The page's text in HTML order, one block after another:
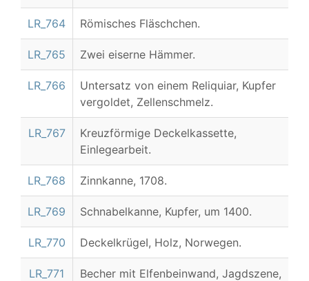
LR_764 Römisches Fläschchen.
LR_765 Zwei eiserne Hämmer.
LR_766
Untersatz von einem Reliquiar, Kupfer
vergoldet, Zellenschmelz.
LR_767
Kreuzförmige Deckelkassette,
Einlegearbeit.
LR_768 Zinnkanne, 1708.
LR_769 Schnabelkanne, Kupfer, um 1400.
LR_770 DeckelkrügeI, Holz, Norwegen.
LR_771
Becher mit Elfenbeinwand, Jagdszene,